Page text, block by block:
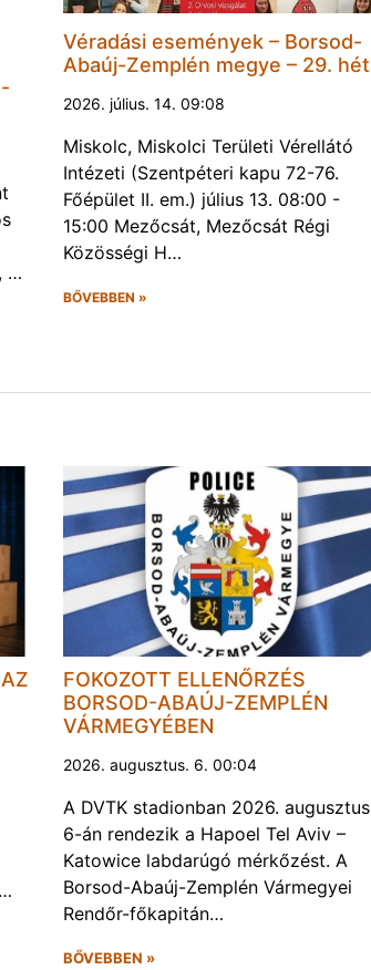
…
Véradási események – Borsod-
Abaúj-Zemplén megye – 29. hét
2026. július. 14. 09:08
Miskolc, Miskolci Területi Vérellátó
Intézeti (Szentpéteri kapu 72-76.
Főépület II. em.) július 13. 08:00 -
15:00 Mezőcsát, Mezőcsát Régi
Közösségi H…
BŐVEBBEN »
FOKOZOTT ELLENŐRZÉS
BORSOD-ABAÚJ-ZEMPLÉN
VÁRMEGYÉBEN
2026. augusztus. 6. 00:04
A DVTK stadionban 2026. augusztus
6-án rendezik a Hapoel Tel Aviv –
Katowice labdarúgó mérkőzést. A
Borsod-Abaúj-Zemplén Vármegyei
Rendőr-főkapitán…
BŐVEBBEN »